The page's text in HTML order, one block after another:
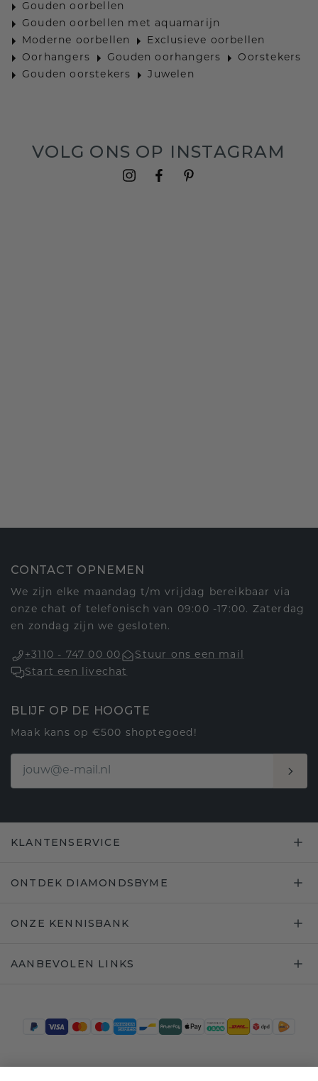
Gouden oorbellen
Gouden oorbellen met aquamarijn
Moderne oorbellen
Exclusieve oorbellen
Oorhangers
Gouden oorhangers
Oorstekers
Gouden oorstekers
Juwelen
VOLG ONS OP INSTAGRAM
CONTACT OPNEMEN
We zijn elke maandag t/m vrijdag bereikbaar via
onze chat of telefonisch van 09:00 -17:00. Zaterdag
en zondag zijn we gesloten.
+3110 - 747 00 00
Stuur ons een mail
Start een livechat
BLIJF OP DE HOOGTE
Maak kans op €500 shoptegoed!
KLANTENSERVICE
ONTDEK DIAMONDSBYME
ONZE KENNISBANK
AANBEVOLEN LINKS